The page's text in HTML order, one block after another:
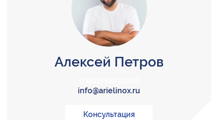
Алексей Петров
info@arielinox.ru
Консультация